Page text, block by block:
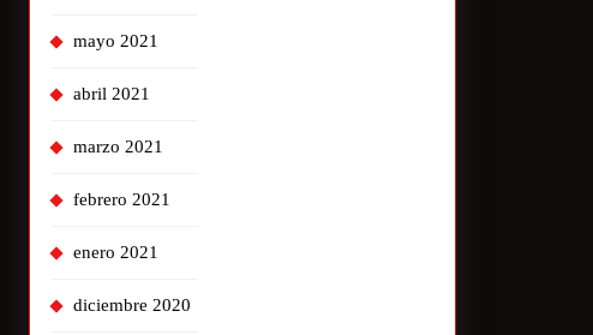
mayo 2021
abril 2021
marzo 2021
febrero 2021
enero 2021
diciembre 2020